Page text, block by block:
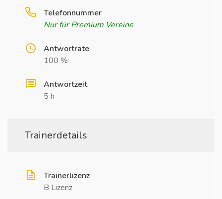
Telefonnummer
Nur für Premium Vereine
Antwortrate
100 %
Antwortzeit
5 h
Trainerdetails
Trainerlizenz
B Lizenz